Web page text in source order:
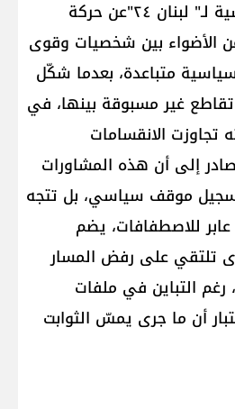
وكشفت مصادر سياسية لـ" لبنان ٢٤"عن حركة
الأضواء بين شخصيات وقوى
متباعدة، بعدما شكّل
غير مسبوقة بينها، في
تجاوزت الانقسامات
إلى أن هذه المشاورات
موقف سياسي، بل تتجه
للاصطفافات، يضم
تلتقي على رفض المسار
التباين في ملفات
أن ما جرى يمسّ الثوابت